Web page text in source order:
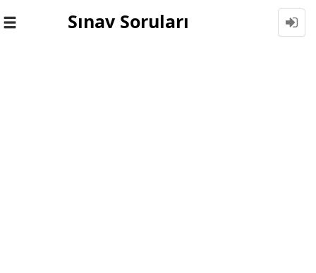
Toggle
Sınav Soruları